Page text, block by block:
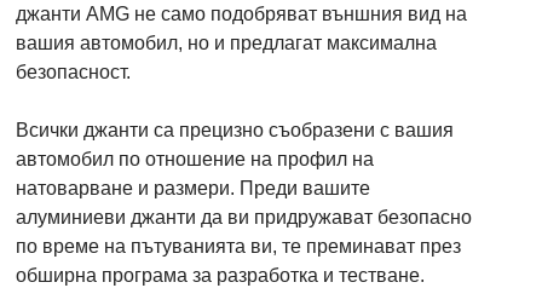
джанти AMG не само подобряват външния вид на
вашия автомобил, но и предлагат максимална
безопасност.
Всички джанти са прецизно съобразени с вашия
автомобил по отношение на профил на
натоварване и размери. Преди вашите
алуминиеви джанти да ви придружават безопасно
по време на пътуванията ви, те преминават през
обширна програма за разработка и тестване.